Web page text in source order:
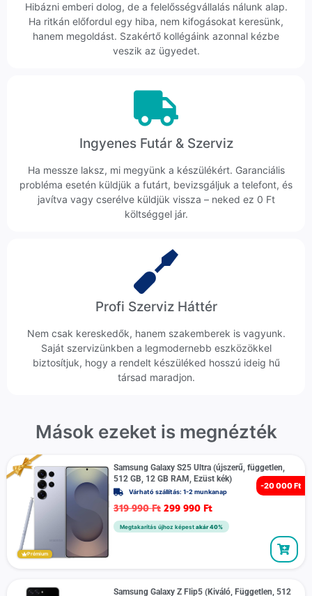
Hibázni emberi dolog, de a felelősségvállalás nálunk alap.
Ha ritkán előfordul egy hiba, nem kifogásokat keresünk,
hanem megoldást. Szakértő kollégáink azonnal kézbe
veszik az ügyedet.
Ingyenes Futár & Szerviz
Ha messze laksz, mi megyünk a készülékért. Garanciális
probléma esetén küldjük a futárt, bevizsgáljuk a telefont, és
javítva vagy cserélve küldjük vissza – neked ez 0 Ft
költséggel jár.
Profi Szerviz Háttér
Nem csak kereskedők, hanem szakemberek is vagyunk.
Saját szervizünkben a legmodernebb eszközökkel
biztosítjuk, hogy a rendelt készüléked hosszú ideig hű
társad maradjon.
Mások ezeket is megnézték
-20 000 Ft
Prémium
Samsung Galaxy S25 Ultra (újszerű, független,
512 GB, 12 GB RAM, Ezüst kék)
Várható szállítás: 1-2 munkanap
319 990Ft 299 990 Ft
Megtakarítás újhoz képest akár 40%
Samsung Galaxy Z Flip5 (Kiváló, Független, 512